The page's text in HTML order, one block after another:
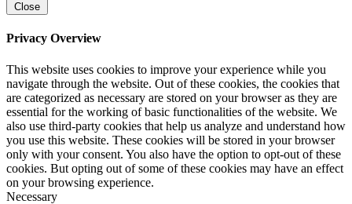
Close
Privacy Overview
This website uses cookies to improve your experience while you
navigate through the website. Out of these cookies, the cookies that
are categorized as necessary are stored on your browser as they are
essential for the working of basic functionalities of the website. We
also use third-party cookies that help us analyze and understand how
you use this website. These cookies will be stored in your browser
only with your consent. You also have the option to opt-out of these
cookies. But opting out of some of these cookies may have an effect
on your browsing experience.
Necessary